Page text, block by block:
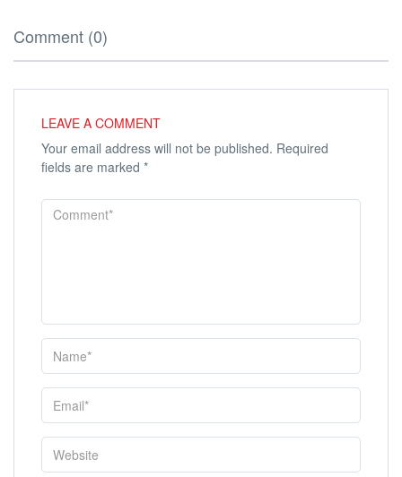
Comment (0)
LEAVE A COMMENT
Your email address will not be published. Required
fields are marked *